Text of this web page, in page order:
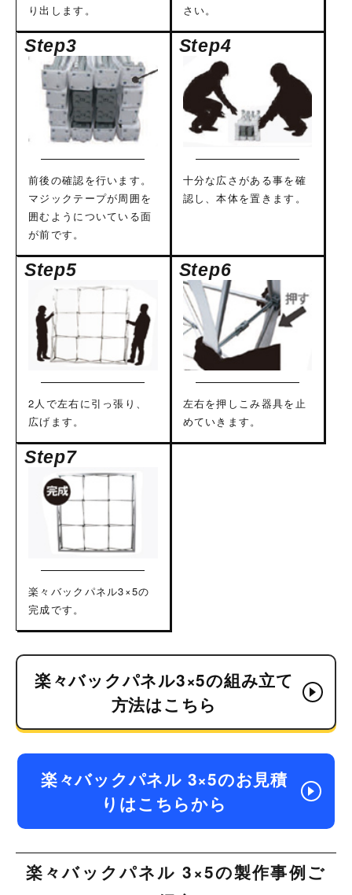
り出します。
さい。
前後の確認を行います。
マジックテープが周囲を
囲むようについている面
が前です。
十分な広さがある事を確
認し、本体を置きます。
2人で左右に引っ張り、
広げます。
左右を押しこみ器具を止
めていきます。
楽々バックパネル3×5の
完成です。
楽々バックパネル3×5の組み立て
方法はこちら
楽々バックパネル 3×5のお見積
りはこちらから
楽々バックパネル 3×5の製作事例ご